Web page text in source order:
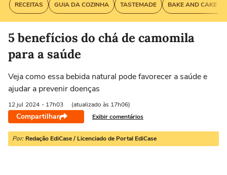
RECEITAS GUIA DA COZINHA TASTEMADE BAKE AND CAKE
5 benefícios do chá de camomila
para a saúde
Veja como essa bebida natural pode favorecer a saúde e
ajudar a prevenir doenças
12 jul 2024 - 17h03 (atualizado às 17h06)
Compartilhar Exibir comentários
Por: Redação EdiCase / Licenciado de Portal EdiCase